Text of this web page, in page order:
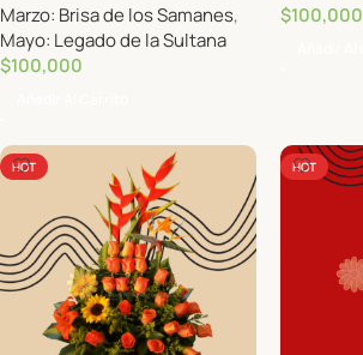
Marzo: Brisa de los Samanes,
Mayo: Legado de la Sultana
$100,000
$100,000
HOT HOT